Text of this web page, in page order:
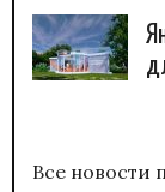
Все новости